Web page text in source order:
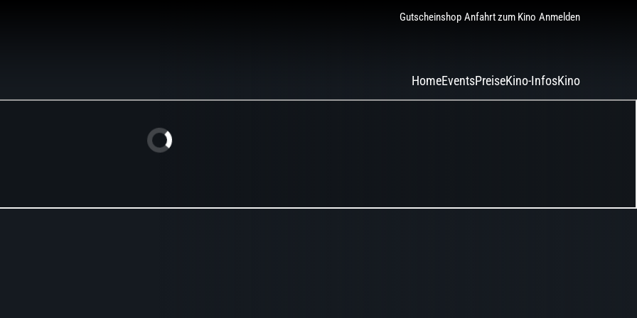
Gutscheinshop Anfahrt zum Kino Anmelden
HomeEventsPreiseKino-InfosKino